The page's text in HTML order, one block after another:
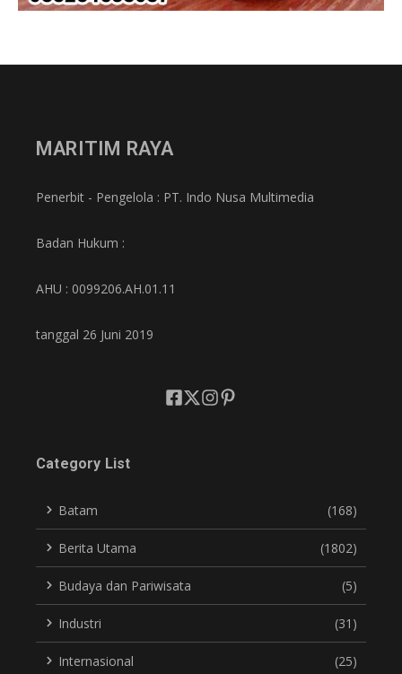
MARITIM RAYA
Penerbit - Pengelola : PT. Indo Nusa Multimedia
Badan Hukum :
AHU : 0099206.AH.01.11
tanggal 26 Juni 2019
Category List
Batam (168)
Berita Utama (1802)
Budaya dan Pariwisata (5)
Industri (31)
Internasional (25)